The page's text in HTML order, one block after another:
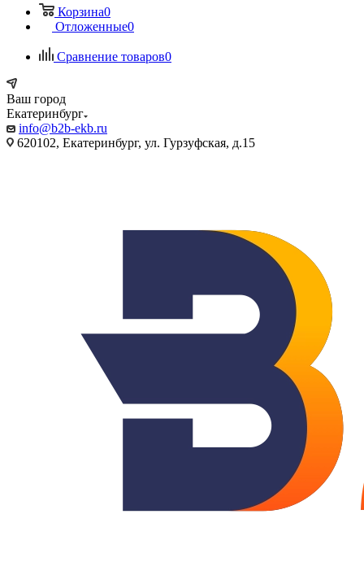
Корзина0
Отложенные0
Сравнение товаров0
Ваш город
Екатеринбург
info@b2b-ekb.ru
620102, Екатеринбург, ул. Гурзуфская, д.15